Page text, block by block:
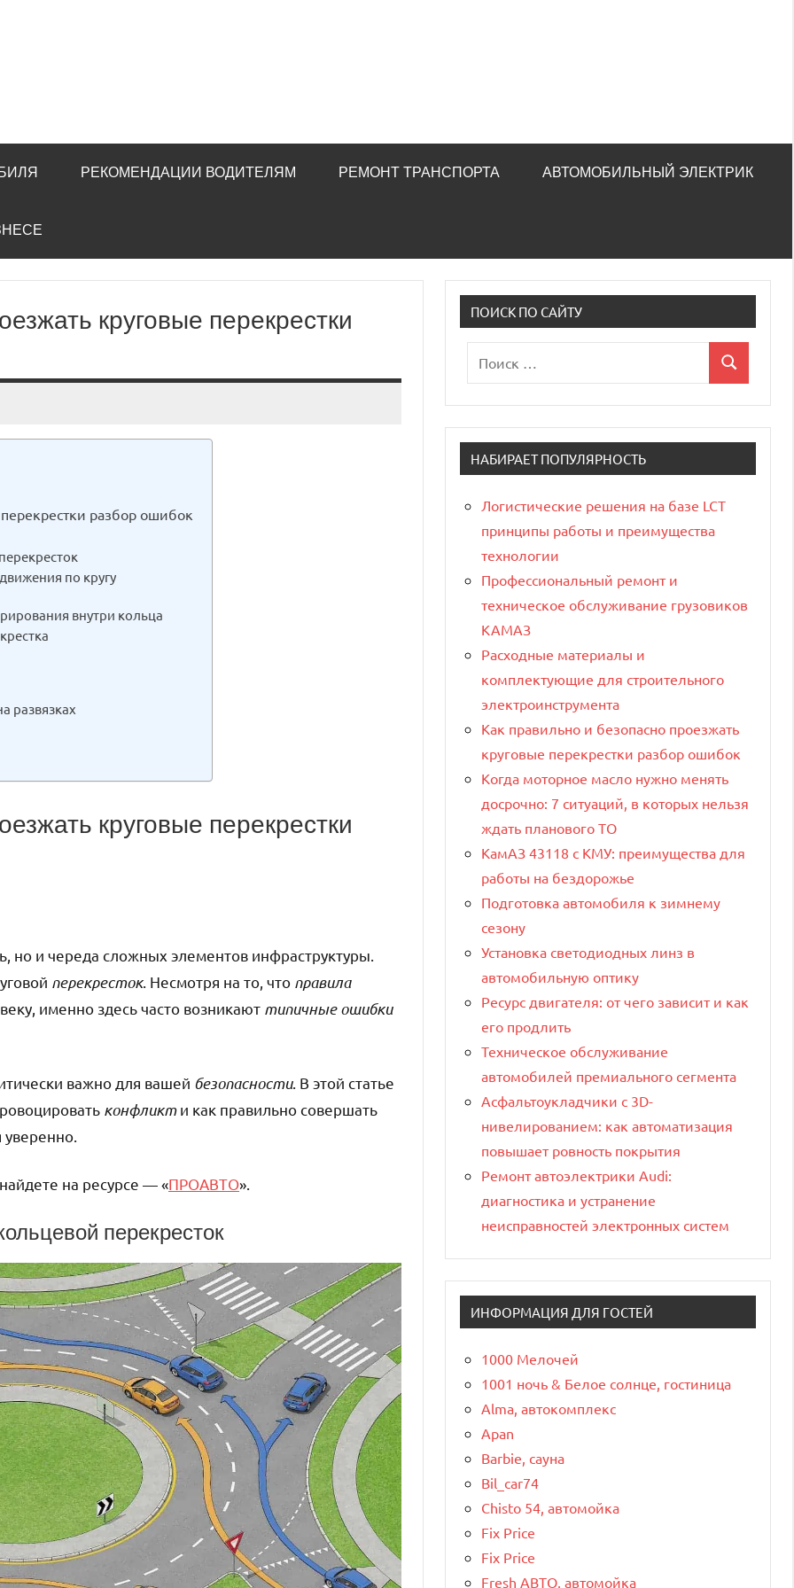
РЕКОМЕНДАЦИИ ВОДИТЕЛЯМ РЕМОНТ ТРАНСПОРТА АВТОМОБИЛЬНЫЙ ЭЛЕКТРИК
круговые перекрестки
разбор ошибок
по кругу
внутри кольца
развязках
круговые перекрестки
но и череда сложных элементов инфраструктуры.
перекресток. Несмотря на то, что правила
именно здесь часто возникают типичные ошибки
важно для вашей безопасности. В этой статье
конфликти как правильно совершать
на ресурсе — «ПРОАВТО».
перекресток
ПОИСК ПО САЙТУ
для:
Поиск
НАБИРАЕТ ПОПУЛЯРНОСТЬ
Логистические решения на базе LCT
принципы работы и преимущества
технологии
Профессиональный ремонт и
техническое обслуживание грузовиков
КАМАЗ
Расходные материалы и
комплектующие для строительного
электроинструмента
Как правильно и безопасно проезжать
круговые перекрестки разбор ошибок
Когда моторное масло нужно менять
досрочно: 7 ситуаций, в которых нельзя
ждать планового ТО
КамАЗ 43118 с КМУ: преимущества для
работы на бездорожье
Подготовка автомобиля к зимнему
сезону
Установка светодиодных линз в
автомобильную оптику
Ресурс двигателя: от чего зависит и как
его продлить
Техническое обслуживание
автомобилей премиального сегмента
Асфальтоукладчики с 3D-
нивелированием: как автоматизация
повышает ровность покрытия
Ремонт автоэлектрики Audi:
диагностика и устранение
неисправностей электронных систем
ИНФОРМАЦИЯ ДЛЯ ГОСТЕЙ
1000 Мелочей
1001 ночь & Белое солнце, гостиница
Alma, автокомплекс
Apan
Barbie, сауна
Bil_car74
Chisto 54, автомойка
Fix Price
Fix Price
Fresh АВТО, автомойка